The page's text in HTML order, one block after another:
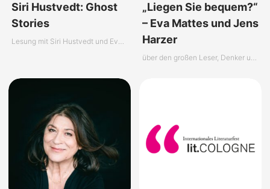
Siri Hustvedt: Ghost
Stories
„Liegen Sie bequem?“
– Eva Mattes und Jens
Harzer